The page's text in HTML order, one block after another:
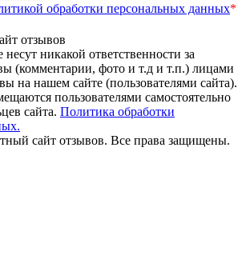
обработки персональных данных*
отзывов
никакой ответственности за
(комментарии, фото и т.д и т.п.) лицами
на нашем сайте (пользователями сайта).
пользователями самостоятельно
сайта. Политика обработки
сайт отзывов. Все права защищены.